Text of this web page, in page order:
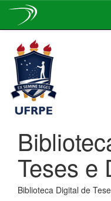
navigation
Teses e
Biblioteca Digital de